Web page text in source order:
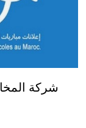
شركة